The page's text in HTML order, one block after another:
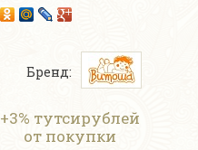
Бренд:
+3% тутсирублей
от покупки